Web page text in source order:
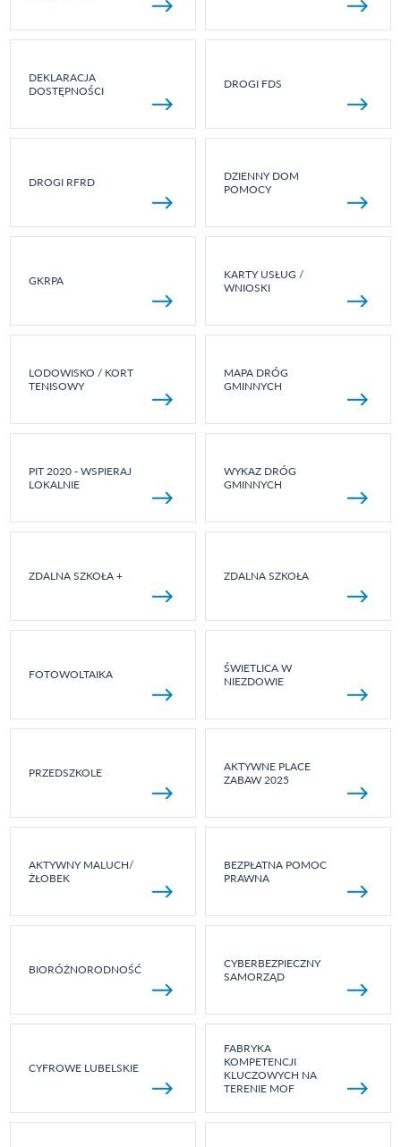
DEKLARACJA
DOSTĘPNOŚCI
DROGI FDS
DROGI RFRD
DZIENNY DOM
POMOCY
GKRPA
KARTY USŁUG /
WNIOSKI
LODOWISKO / KORT
TENISOWY
MAPA DRÓG
GMINNYCH
PIT 2020 - WSPIERAJ
LOKALNIE
WYKAZ DRÓG
GMINNYCH
ZDALNA SZKOŁA + ZDALNA SZKOŁA
FOTOWOLTAIKA
ŚWIETLICA W
NIEZDOWIE
PRZEDSZKOLE
AKTYWNE PLACE
ZABAW 2025
AKTYWNY MALUCH/
ŻŁOBEK
BEZPŁATNA POMOC
PRAWNA
BIORÓŻNORODNOŚĆ
CYBERBEZPIECZNY
SAMORZĄD
CYFROWE LUBELSKIE
FABRYKA
KOMPETENCJI
KLUCZOWYCH NA
TERENIE MOF